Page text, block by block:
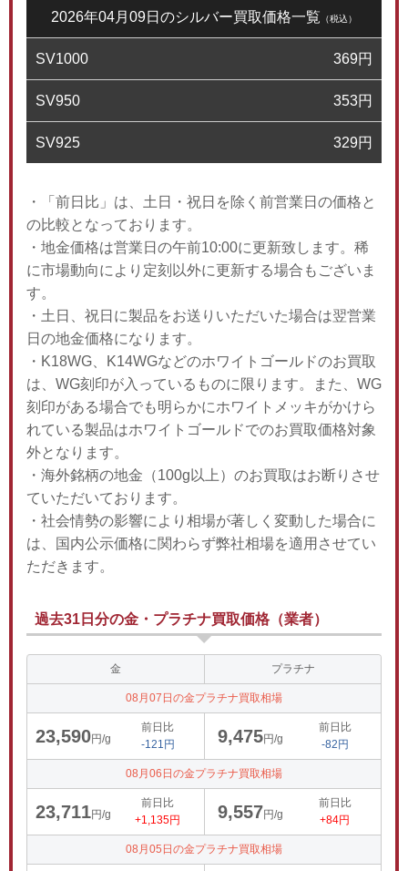
2026年04月09日のシルバー買取価格一覧 （税込）
SV1000 369円
SV950 353円
SV925 329円
・「前日比」は、土日・祝日を除く前営業日の価格と
の比較となっております。
・地金価格は営業日の午前10:00に更新致します。稀
に市場動向により定刻以外に更新する場合もございま
す。
・土日、祝日に製品をお送りいただいた場合は翌営業
日の地金価格になります。
・K18WG、K14WGなどのホワイトゴールドのお買取
は、WG刻印が入っているものに限ります。また、WG
刻印がある場合でも明らかにホワイトメッキがかけら
れている製品はホワイトゴールドでのお買取価格対象
外となります。
・海外銘柄の地金（100g以上）のお買取はお断りさせ
ていただいております。
・社会情勢の影響により相場が著しく変動した場合に
は、国内公示価格に関わらず弊社相場を適用させてい
ただきます。
過去31日分の金・プラチナ買取価格（業者）
金 プラチナ
08月07日の金プラチナ買取相場
23,590円/g
前日比
-121円
9,475円/g
前日比
-82円
08月06日の金プラチナ買取相場
23,711円/g
前日比
+1,135円
9,557円/g
前日比
+84円
08月05日の金プラチナ買取相場